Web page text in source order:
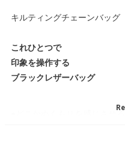
キルティングチェーンバッグ
これひとつで
印象を操作する
ブラックレザーバッグ